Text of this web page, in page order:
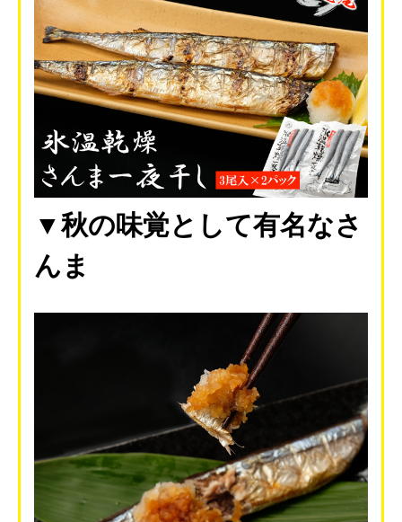
▼秋の味覚として有名なさ
んま